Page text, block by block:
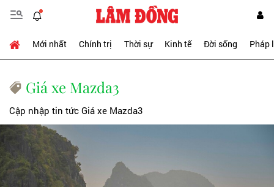
Mới nhất Chính trị Thời sự Kinh tế Đời sống Pháp
Giá xe Mazda3
Cập nhập tin tức Giá xe Mazda3